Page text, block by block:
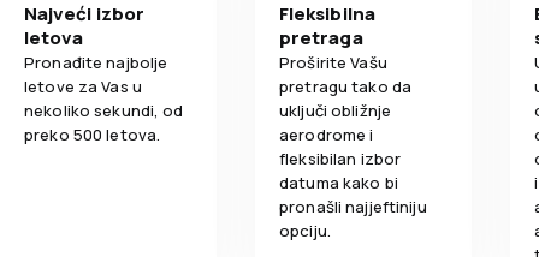
Najveći izbor
letova
Pronađite najbolje
letove za Vas u
nekoliko sekundi, od
preko 500 letova.
Fleksibilna
pretraga
Proširite Vašu
pretragu tako da
uključi obližnje
aerodrome i
fleksibilan izbor
datuma kako bi
pronašli najjeftiniju
opciju.